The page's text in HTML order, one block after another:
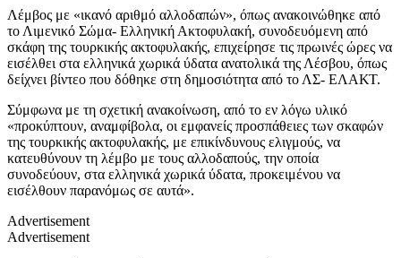
Λέμβος με «ικανό αριθμό αλλοδαπών», όπως ανακοινώθηκε από
το Λιμενικό Σώμα- Ελληνική Ακτοφυλακή, συνοδευόμενη από
σκάφη της τουρκικής ακτοφυλακής, επιχείρησε τις πρωινές ώρες να
εισέλθει στα ελληνικά χωρικά ύδατα ανατολικά της Λέσβου, όπως
δείχνει βίντεο που δόθηκε στη δημοσιότητα από το ΛΣ- ΕΛΑΚΤ.
Σύμφωνα με τη σχετική ανακοίνωση, από το εν λόγω υλικό
«προκύπτουν, αναμφίβολα, οι εμφανείς προσπάθειες των σκαφών
της τουρκικής ακτοφυλακής, με επικίνδυνους ελιγμούς, να
κατευθύνουν τη λέμβο με τους αλλοδαπούς, την οποία
συνοδεύουν, στα ελληνικά χωρικά ύδατα, προκειμένου να
εισέλθουν παρανόμως σε αυτά».
Advertisement
Advertisement